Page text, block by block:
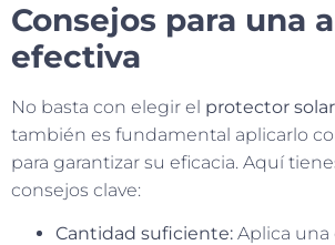
Consejos para una
efectiva
No basta con elegir el protector solar
también es fundamental aplicarlo
para garantizar su eficacia. Aquí
consejos clave:
Cantidad suficiente: Aplica una